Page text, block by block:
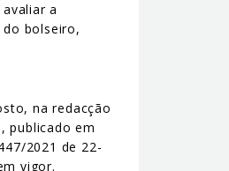
a
bolseiro,
na redacção
publicado em
2021 de 22-
vigor.